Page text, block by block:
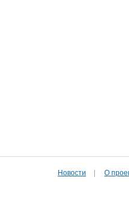
Новости О